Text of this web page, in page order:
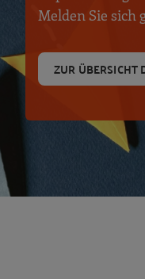
Melden Sie sich
ZUR ÜBERSICHT